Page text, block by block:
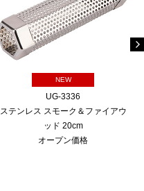
NEW
UG-3336
ステンレス スモーク＆ファイアウ
ッド 20cm
オープン価格